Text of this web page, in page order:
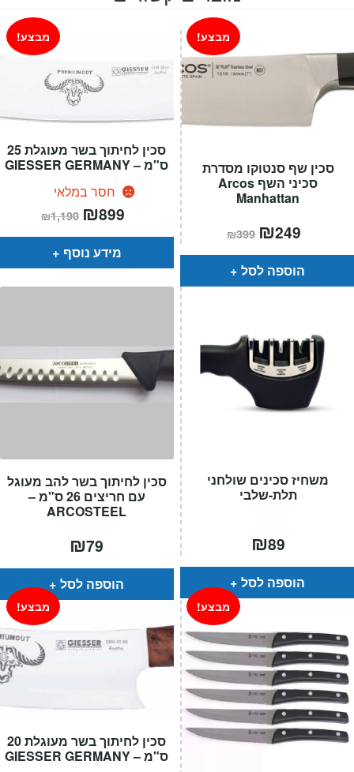
סכין לחיתוך בשר מעוגלת 25
ס"מ – GIESSER GERMANY
חסר במלאי
מבצע!
₪1,190 המחיר
המקורי
היה:
₪899
הוא:
מידע נוסף
סכין שף סנטוקו מסדרת
סכיני השף Arcos
Manhattan
מבצע!
₪399 המחיר
המקורי
היה:
₪399.
₪249
הוא:
הוספה לסל
סכין לחיתוך בשר להב מעוגל
עם חריצים 26 ס"מ –
ARCOSTEEL
₪79
הוספה לסל
משחיז סכינים שולחני
תלת-שלבי
₪89
הוספה לסל
סכין לחיתוך בשר מעוגלת 20
ס"מ – GIESSER GERMANY
מבצע! מבצע!